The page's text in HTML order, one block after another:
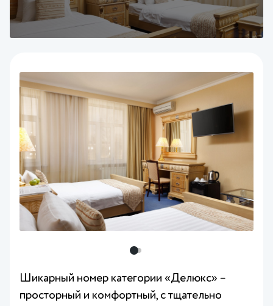
Шикарный номер категории «Делюкс» –
просторный и комфортный, с тщательно